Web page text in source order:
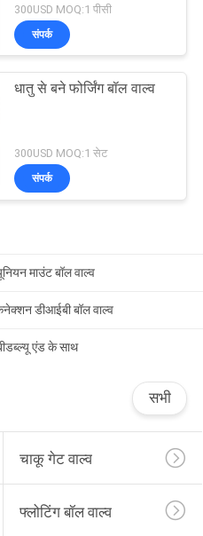
300USD MOQ:1 पीसी
संपर्क
धातु से बने फोर्जिंग बॉल वाल्व
300USD MOQ:1 सेट
संपर्क
माउंट बॉल वाल्व
डीआईबी बॉल वाल्व
एंड के साथ
सभी
चाकू गेट वाल्व
फ्लोटिंग बॉल वाल्व